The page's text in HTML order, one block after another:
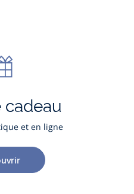
cadeau
et en ligne